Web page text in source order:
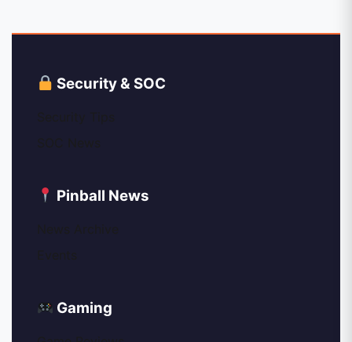
Security & SOC
Pinball News
Gaming